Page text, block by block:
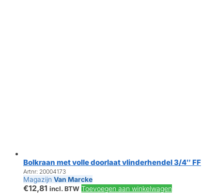
Bolkraan met volle doorlaat vlinderhendel 3/4″ FF
Artnr: 20004173
Magazijn Van Marcke
€12,81 incl. BTW Toevoegen aan winkelwagen